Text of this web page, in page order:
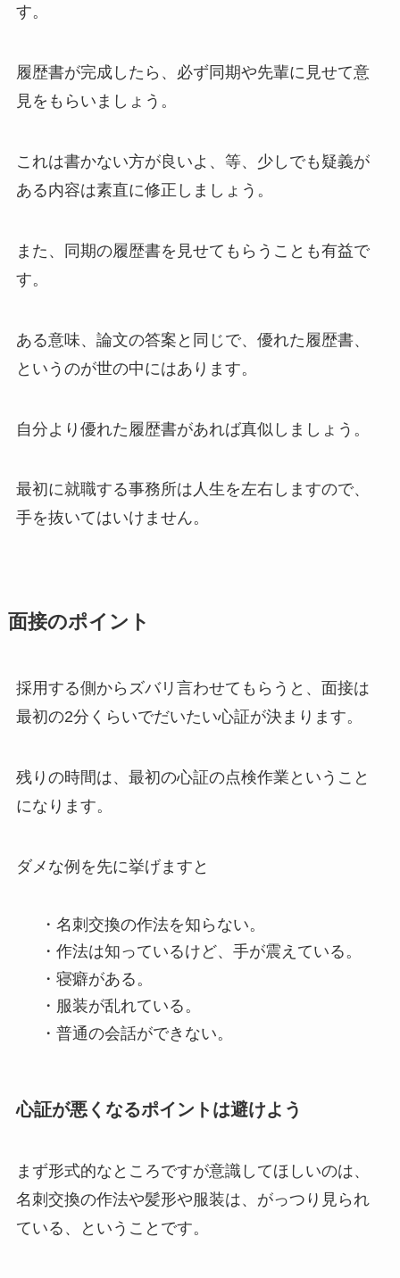
す。
履歴書が完成したら、必ず同期や先輩に見せて意
見をもらいましょう。
これは書かない方が良いよ、等、少しでも疑義が
ある内容は素直に修正しましょう。
また、同期の履歴書を見せてもらうことも有益で
す。
ある意味、論文の答案と同じで、優れた履歴書、
というのが世の中にはあります。
自分より優れた履歴書があれば真似しましょう。
最初に就職する事務所は人生を左右しますので、
手を抜いてはいけません。
面接のポイント
採用する側からズバリ言わせてもらうと、面接は
最初の2分くらいでだいたい心証が決まります。
残りの時間は、最初の心証の点検作業ということ
になります。
ダメな例を先に挙げますと
・名刺交換の作法を知らない。
・作法は知っているけど、手が震えている。
・寝癖がある。
・服装が乱れている。
・普通の会話ができない。
心証が悪くなるポイントは避けよう
まず形式的なところですが意識してほしいのは、
名刺交換の作法や髪形や服装は、がっつり見られ
ている、ということです。